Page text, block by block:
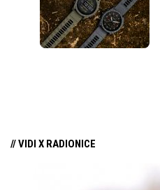
// VIDI X RADIONICE